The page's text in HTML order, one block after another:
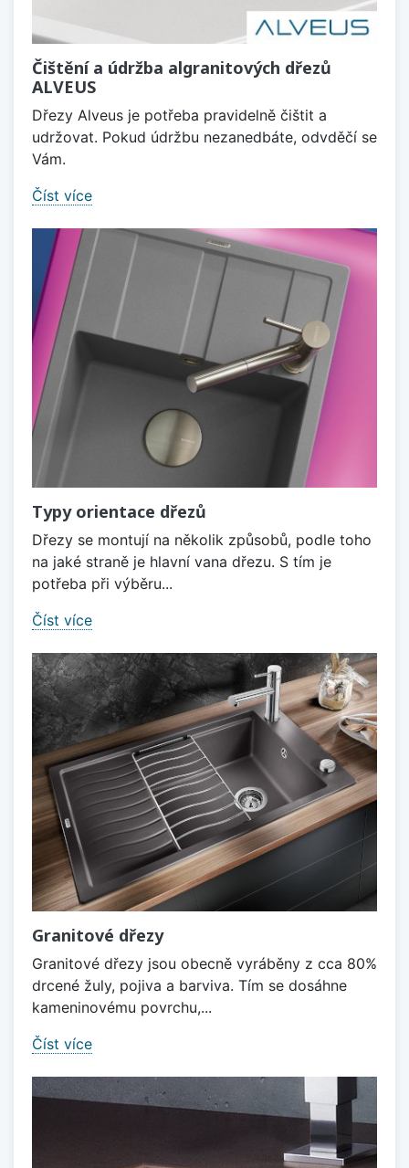
Čištění a údržba algranitových dřezů
ALVEUS
Dřezy Alveus je potřeba pravidelně čištit a
udržovat. Pokud údržbu nezanedbáte, odvděčí se
Vám.
Číst více
Typy orientace dřezů
Dřezy se montují na několik způsobů, podle toho
na jaké straně je hlavní vana dřezu. S tím je
potřeba při výběru...
Číst více
Granitové dřezy
Granitové dřezy jsou obecně vyráběny z cca 80%
drcené žuly, pojiva a barviva. Tím se dosáhne
kameninovému povrchu,...
Číst více